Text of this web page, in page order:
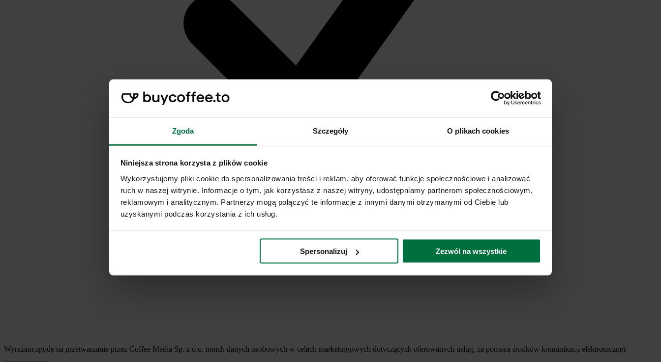
Zgoda Szczegóły O plikach cookies
Niniejsza strona korzysta z plików cookie
Wykorzystujemy pliki cookie do spersonalizowania treści i reklam, aby oferować funkcje społecznościowe i analizować
ruch w naszej witrynie. Informacje o tym, jak korzystasz z naszej witryny, udostępniamy partnerom społecznościowym,
reklamowym i analitycznym. Partnerzy mogą połączyć te informacje z innymi danymi otrzymanymi od Ciebie lub
uzyskanymi podczas korzystania z ich usług.
Spersonalizuj Zezwól na wszystkie
Wyrażam zgodę na przetwarzanie przez Coffee Media Sp. z o.o. moich danych osobowych w celach marketingowych dotyczących oferowanych usług, za pomocą środków komunikacji elektronicznej.